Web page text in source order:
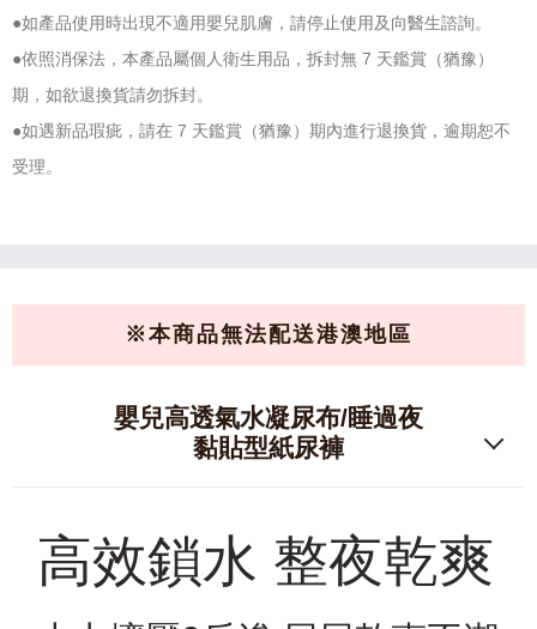
●如產品使用時出現不適用嬰兒肌膚，請停止使用及向醫生諮詢。
●依照消保法，本產品屬個人衛生用品，拆封無 7 天鑑賞（猶豫）
期，如欲退換貨請勿拆封。
●如遇新品瑕疵，請在 7 天鑑賞（猶豫）期內進行退換貨，逾期恕不
受理。
※本商品無法配送港澳地區
嬰兒高透氣水凝尿布/睡過夜
黏貼型紙尿褲
高效鎖水 整夜乾爽